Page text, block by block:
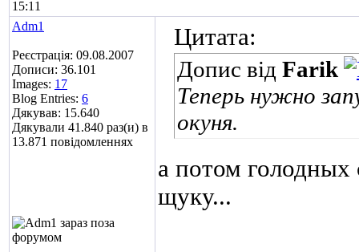
15:11
Adm1
Реєстрація: 09.08.2007
Дописи: 36.101
Images: 17
Blog Entries: 6
Дякував: 15.640
Дякували 41.840 раз(и) в
13.871 повідомленнях
Цитата:
Допис від Farik
Теперь нужно
окуня.
а потом голодных
щуку...